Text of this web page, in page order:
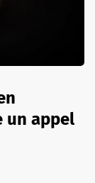
un appel